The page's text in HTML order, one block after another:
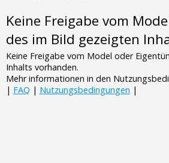
Keine Freigabe vom
des im Bild gezeigten
Keine Freigabe vom Model oder
Inhalts vorhanden.
Mehr informationen in den
| FAQ | Nutzungsbedingungen |